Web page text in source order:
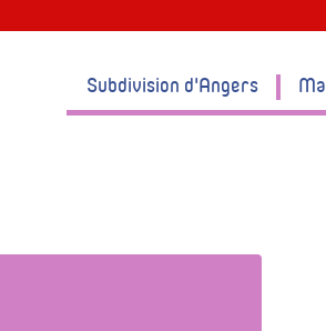
Subdivision d'Angers